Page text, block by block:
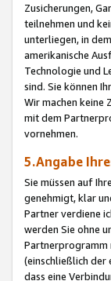
Zusicherungen,
teilnehmen und
unterliegen, in
amerikanische
Technologie und
sind. Sie können
Wir machen keine
mit dem
vornehmen.
5.Angabe
Sie müssen auf
genehmigt, klar
Partner verdiene
werden Sie ohne
Partnerprogramm
(einschließlich der
dass eine